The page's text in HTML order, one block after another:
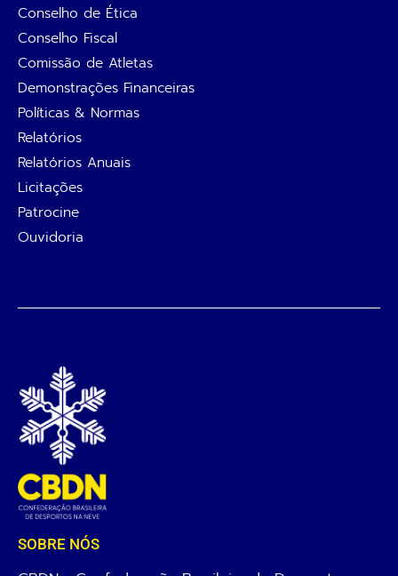
Conselho de Ética
Conselho Fiscal
Comissão de Atletas
Demonstrações Financeiras
Políticas & Normas
Relatórios
Relatórios Anuais
Licitações
Patrocine
Ouvidoria
SOBRE NÓS